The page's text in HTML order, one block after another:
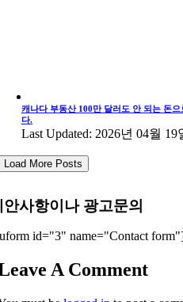
캐나다 부동산 100만 달러도 안 되는 돈
다.
Last Updated: 2026년 04월 19
Load More Posts
안사항이나 광고문의
id="3" name="Contact
A Comment